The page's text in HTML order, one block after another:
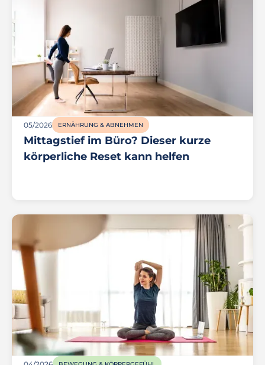
05/2026 ERNÄHRUNG & ABNEHMEN
Mittagstief im Büro? Dieser kurze
körperliche Reset kann helfen